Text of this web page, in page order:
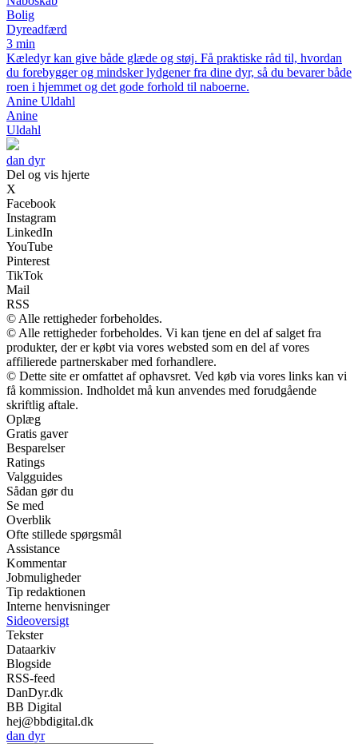
Bolig
Dyreadfærd
3 min
Kæledyr kan give både glæde og støj. Få praktiske råd til, hvordan
du forebygger og mindsker lydgener fra dine dyr, så du bevarer både
roen i hjemmet og det gode forhold til naboerne.
Anine Uldahl
Anine
Uldahl
dan dyr
Del og vis hjerte
X
Facebook
Instagram
LinkedIn
YouTube
Pinterest
TikTok
Mail
RSS
© Alle rettigheder forbeholdes.
© Alle rettigheder forbeholdes. Vi kan tjene en del af salget fra
produkter, der er købt via vores websted som en del af vores
affilierede partnerskaber med forhandlere.
© Dette site er omfattet af ophavsret. Ved køb via vores links kan vi
få kommission. Indholdet må kun anvendes med forudgående
skriftlig aftale.
Oplæg
Gratis gaver
Besparelser
Ratings
Valgguides
Sådan gør du
Se med
Overblik
Ofte stillede spørgsmål
Assistance
Kommentar
Jobmuligheder
Tip redaktionen
Interne henvisninger
Sideoversigt
Tekster
Dataarkiv
Blogside
RSS-feed
DanDyr.dk
BB Digital
hej@bbdigital.dk
dan dyr